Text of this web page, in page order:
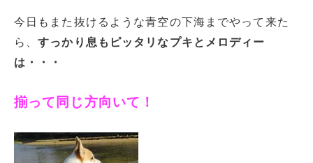
今日もまた抜けるような青空の下海までやって来た
ら、すっかり息もピッタリなプキとメロディー
は・・・
揃って同じ方向いて！